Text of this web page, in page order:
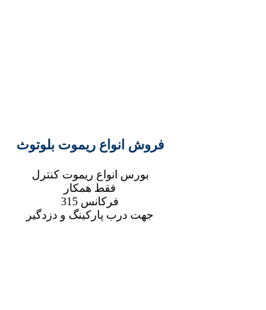
فروش انواع ریموت بلوتوث
بورس انواع ریموت کنترل
فقط همکار
فرکانس 315
جهت درب پارکینگ و دزدگیر